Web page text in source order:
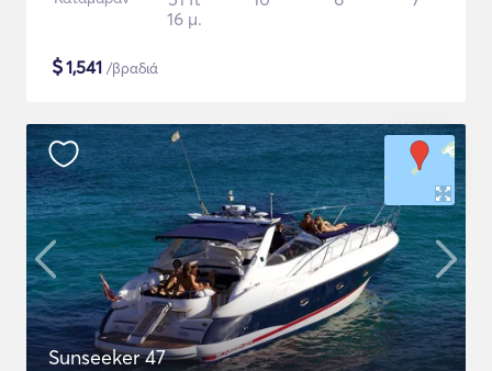
16 μ.
$1,541 /βραδιά
Sunseeker 47